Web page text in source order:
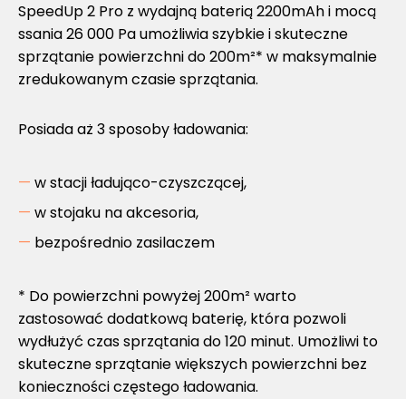
SpeedUp 2 Pro z wydajną baterią 2200mAh i mocą
ssania 26 000 Pa umożliwia szybkie i skuteczne
sprzątanie powierzchni do 200m²* w maksymalnie
zredukowanym czasie sprzątania.
Posiada aż 3 sposoby ładowania:
w stacji ładująco-czyszczącej,
w stojaku na akcesoria,
bezpośrednio zasilaczem
* Do powierzchni powyżej 200m² warto
zastosować dodatkową baterię, która pozwoli
wydłużyć czas sprzątania do 120 minut. Umożliwi to
skuteczne sprzątanie większych powierzchni bez
konieczności częstego ładowania.